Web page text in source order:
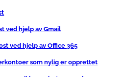
ved hjelp av Gmail
ved hjelp av Office 365
som nylig er opprettet